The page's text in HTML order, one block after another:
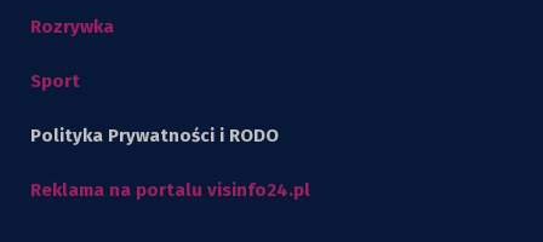
Rozrywka
Sport
Polityka Prywatności i RODO
Reklama na portalu visinfo24.pl